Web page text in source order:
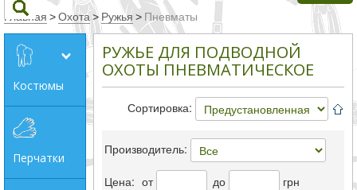
Текст
Искать
Любое из
слов
Главная >Охота > Ружья > Пневматы
Костюмы
Перчатки
РУЖЬЕ ДЛЯ ПОДВОДНОЙ
ОХОТЫ ПНЕВМАТИЧЕСКОЕ
Сортировка:
Производитель:
Цена: от до
грн